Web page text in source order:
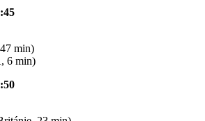
min)
6 min)